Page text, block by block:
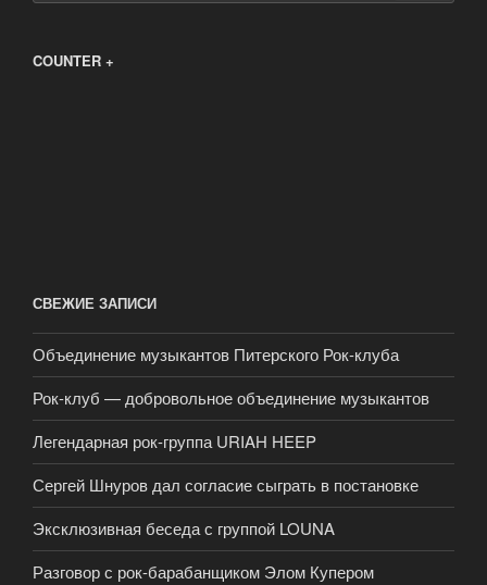
COUNTER +
СВЕЖИЕ ЗАПИСИ
Объединение музыкантов Питерского Рок-клуба
Рок-клуб — добровольное объединение музыкантов
Легендарная рок-группа URIAH HEEP
Сергей Шнуров дал согласие сыграть в постановке
Эксклюзивная беседа с группой LOUNA
Разговор с рок-барабанщиком Элом Купером